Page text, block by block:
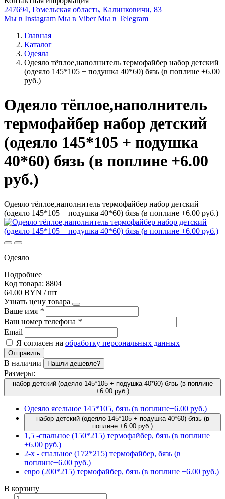
247694, Гомельская область, Калинковичи, 83
Мы в Instagram Мы в Viber Мы в Telegram
Главная
Каталог
Одеяла
Одеяло тёплое,наполнитель термофайбер набор детский
(одеяло 145*105 + подушка 40*60) бязь (в поплине +6.00
руб.)
Одеяло тёплое,наполнитель
термофайбер набор детский
(одеяло 145*105 + подушка
40*60) бязь (в поплине +6.00
руб.)
Одеяло тёплое,наполнитель термофайбер набор детский
(одеяло 145*105 + подушка 40*60) бязь (в поплине +6.00 руб.)
Одеяло
Подробнее
Код товара: 8804
64.00 BYN / шт
Узнать цену товара
Ваше имя *
Ваш номер телефона *
Email
Я согласен на обработку персональных данных
Отправить
В наличии Нашли дешевле?
Размеры:
набор детский (одеяло 145*105 + подушка 40*60) бязь (в поплине
+6.00 руб.)
Одеяло ясельное 145*105, бязь (в поплине+6.00 руб.)
набор детский (одеяло 145*105 + подушка 40*60) бязь (в
поплине +6.00 руб.)
1,5 -спальное (150*215) термофайбер, бязь (в поплине
+6.00 руб.)
2-х - спальное (172*215) термофайбер, бязь (в
поплине+6.00 руб.)
евро (200*215) термофайбер, бязь (в поплине +6.00 руб.)
В корзину